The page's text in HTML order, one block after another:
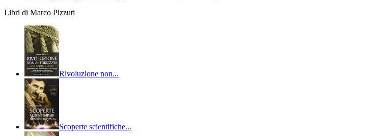
Libri di Marco Pizzuti
Rivoluzione non...
Scoperte scientifiche...